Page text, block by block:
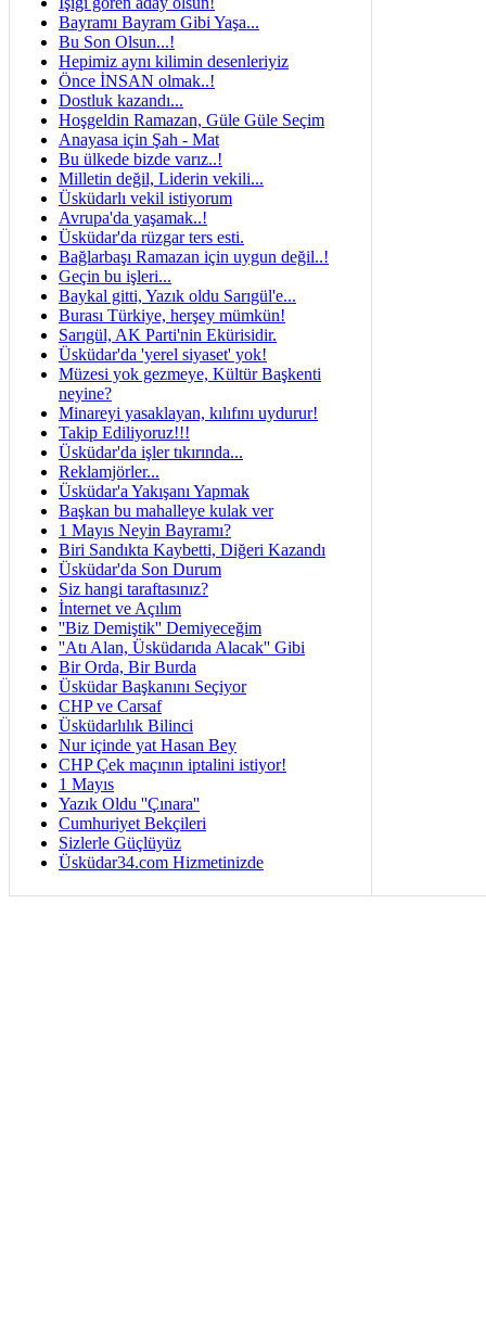
Bayramı Bayram Gibi Yaşa...
Bu Son Olsun...!
Hepimiz aynı kilimin desenleriyiz
Önce İNSAN olmak..!
Dostluk kazandı...
Hoşgeldin Ramazan, Güle Güle Seçim
Anayasa için Şah - Mat
Bu ülkede bizde varız..!
Milletin değil, Liderin vekili...
Üsküdarlı vekil istiyorum
Avrupa'da yaşamak..!
Üsküdar'da rüzgar ters esti.
Bağlarbaşı Ramazan için uygun değil..!
Geçin bu işleri...
Baykal gitti, Yazık oldu Sarıgül'e...
Burası Türkiye, herşey mümkün!
Sarıgül, AK Parti'nin Ekürisidir.
Üsküdar'da 'yerel siyaset' yok!
Müzesi yok gezmeye, Kültür Başkenti
neyine?
Minareyi yasaklayan, kılıfını uydurur!
Takip Ediliyoruz!!!
Üsküdar'da işler tıkırında...
Reklamjörler...
Üsküdar'a Yakışanı Yapmak
Başkan bu mahalleye kulak ver
1 Mayıs Neyin Bayramı?
Biri Sandıkta Kaybetti, Diğeri Kazandı
Üsküdar'da Son Durum
Siz hangi taraftasınız?
İnternet ve Açılım
''Biz Demiştik'' Demiyeceğim
''Atı Alan, Üsküdarıda Alacak'' Gibi
Bir Orda, Bir Burda
Üsküdar Başkanını Seçiyor
CHP ve Carsaf
Üsküdarlılık Bilinci
Nur içinde yat Hasan Bey
CHP Çek maçının iptalini istiyor!
1 Mayıs
Yazık Oldu ''Çınara''
Cumhuriyet Bekçileri
Sizlerle Güçlüyüz
Üsküdar34.com Hizmetinizde